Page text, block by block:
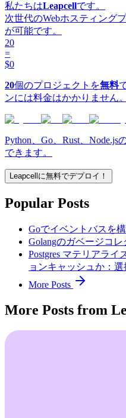
私たちはLeapcellです。
次世代のWebホスティング
が可能です。
20
=
$0
20個のプロジェクトを無料
ンには料金はかかりません。
Python、Go、Rust、
できます。
Leapcellに無料でデプロイ！
Popular Posts
Goでイベントバスを
Golangのガベージコ
Postgres マテリアライ
ョンキャッシュか：
More Posts
More Posts from